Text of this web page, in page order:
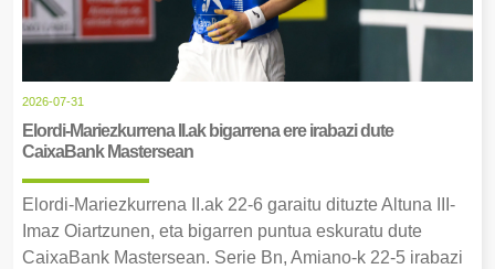
2026-07-31
Elordi-Mariezkurrena II.ak bigarrena ere irabazi dute
CaixaBank Mastersean
Elordi-Mariezkurrena II.ak 22-6 garaitu dituzte Altuna III-
Imaz Oiartzunen, eta bigarren puntua eskuratu dute
CaixaBank Mastersean. Serie Bn, Amiano-k 22-5 irabazi